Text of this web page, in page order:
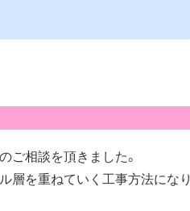
ご相談を頂きました。
層を重ねていく工事方法になり